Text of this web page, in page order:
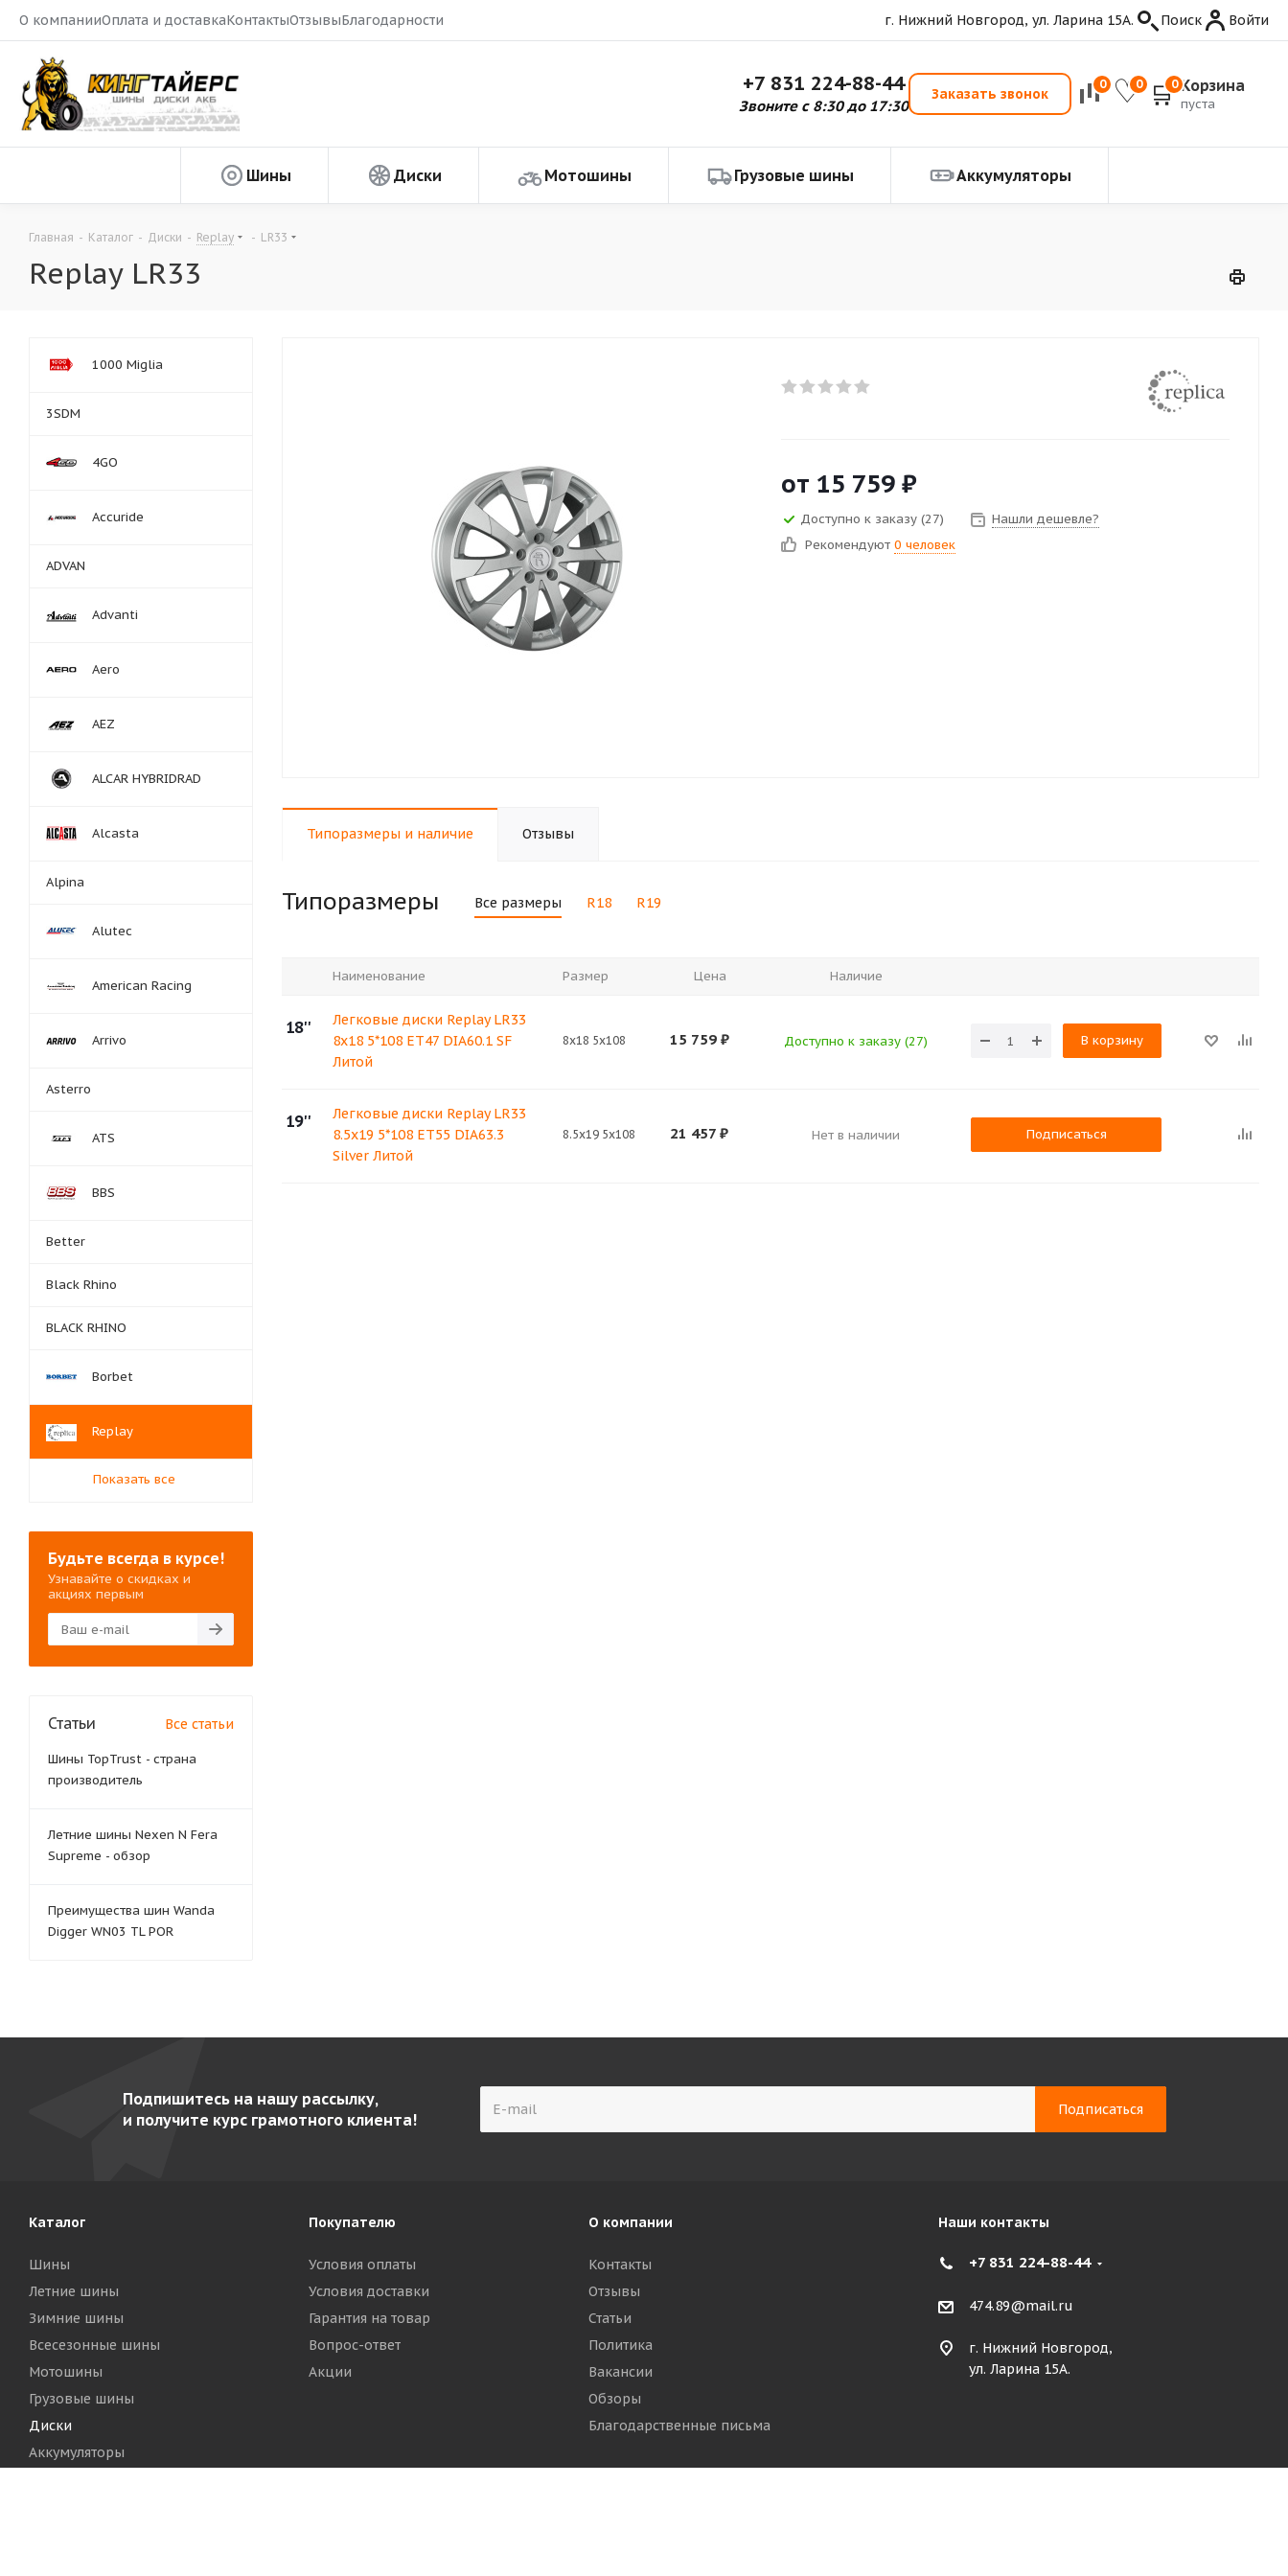
О компанииОплата и доставкаКонтактыОтзывыБлагодарности г. Нижний Новгород, ул. Ларина 15А. Поиск Войти
+7 831 224-88-44
Звоните с 8:30 до 17:30
Заказать звонок
0 0 0 Корзина
пуста
Шины Диски Мотошины Грузовые шины Аккумуляторы
Главная - Каталог - Диски - Replay - LR33
Replay LR33
от 15 759 ₽
Доступно к заказу (27)
Нашли дешевле?
Рекомендуют 0 человек
Типоразмеры и наличие Отзывы
Типоразмеры Все размеры R18 R19
Наименование Размер Цена Наличие
18''
Легковые диски Replay LR33
8x18 5*108 ET47 DIA60.1 SF
Литой
8x18 5x108 15 759 ₽ Доступно к заказу (27) В корзину
19''
Легковые диски Replay LR33
8.5x19 5*108 ET55 DIA63.3
Silver Литой
8.5x19 5x108 21 457 ₽ Нет в наличии Подписаться
1000 Miglia
3SDM
4GO
Accuride
ADVAN
Advanti
Aero
AEZ
ALCAR HYBRIDRAD
Alcasta
Alpina
Alutec
American Racing
Arrivo
Asterro
ATS
BBS
Better
Black Rhino
BLACK RHINO
Borbet
Replay
Показать все
Будьте всегда в курсе!
Узнавайте о скидках и
акциях первым
Статьи Все статьи
Шины TopTrust - страна
производитель
Летние шины Nexen N Fera
Supreme - обзор
Преимущества шин Wanda
Digger WN03 TL POR
Подпишитесь на нашу рассылку,
и получите курс грамотного клиента!
Каталог
Шины
Летние шины
Зимние шины
Всесезонные шины
Мотошины
Грузовые шины
Диски
Аккумуляторы
Покупателю
Условия оплаты
Условия доставки
Гарантия на товар
Вопрос-ответ
Акции
О компании
Контакты
Отзывы
Статьи
Политика
Вакансии
Обзоры
Благодарственные письма
Наши контакты
+7 831 224-88-44
474.89@mail.ru
г. Нижний Новгород,
ул. Ларина 15А.